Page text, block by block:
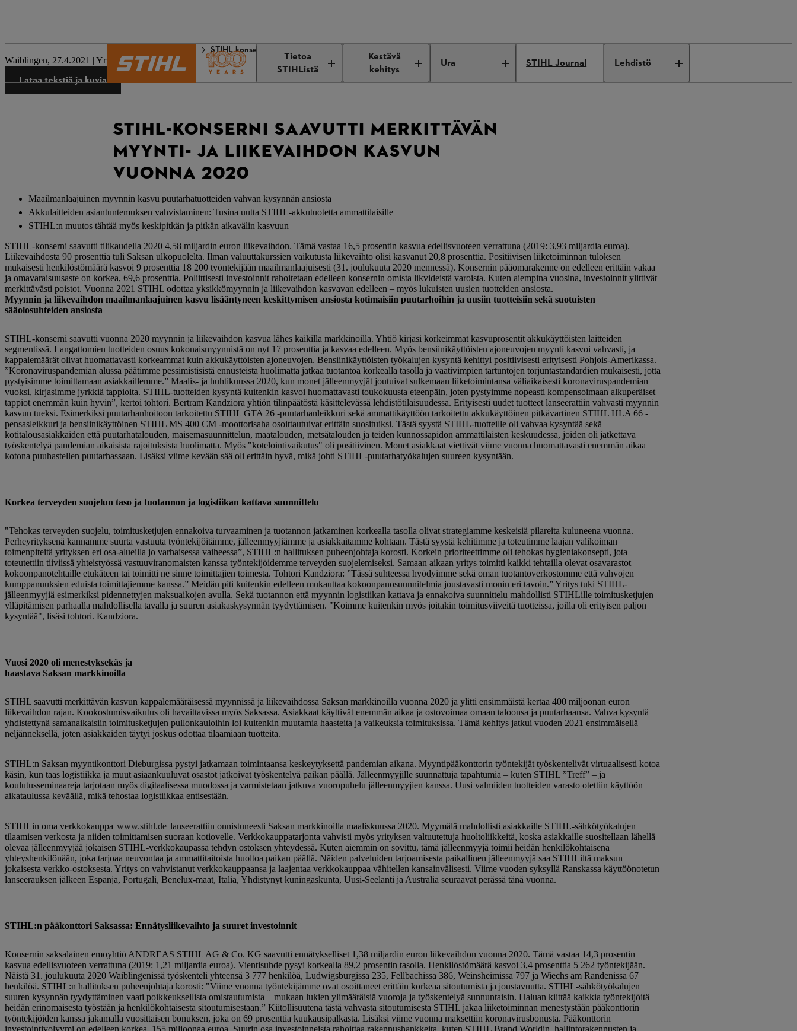
Tietoa
STIHListä
Kestävä
kehitys
Ura STIHL Journal Lehdistö
Lehdistö STIHL-konserni saavutti merkittävän myynti- ja liikevaihdon kasvun vuonna 2020
Waiblingen, 27.4.2021 | Yrityksen lehdistötiedote
Lataa tekstiä ja kuvia
STIHL-KONSERNI SAAVUTTI MERKITTÄVÄN
MYYNTI- JA LIIKEVAIHDON KASVUN
VUONNA 2020
Maailmanlaajuinen myynnin kasvu puutarhatuotteiden vahvan kysynnän ansiosta
Akkulaitteiden asiantuntemuksen vahvistaminen: Tusina uutta STIHL-akkutuotetta ammattilaisille
STIHL:n muutos tähtää myös keskipitkän ja pitkän aikavälin kasvuun
STIHL-konserni saavutti tilikaudella 2020 4,58 miljardin euron liikevaihdon. Tämä vastaa 16,5 prosentin kasvua edellisvuoteen verrattuna (2019: 3,93 miljardia euroa).
Liikevaihdosta 90 prosenttia tuli Saksan ulkopuolelta. Ilman valuuttakurssien vaikutusta liikevaihto olisi kasvanut 20,8 prosenttia. Positiivisen liiketoiminnan tuloksen
mukaisesti henkilöstömäärä kasvoi 9 prosenttia 18 200 työntekijään maailmanlaajuisesti (31. joulukuuta 2020 mennessä). Konsernin pääomarakenne on edelleen erittäin vakaa
ja omavaraisuusaste on korkea, 69,6 prosenttia. Poliittisesti investoinnit rahoitetaan edelleen konsernin omista likvideistä varoista. Kuten aiempina vuosina, investoinnit ylittivät
merkittävästi poistot. Vuonna 2021 STIHL odottaa yksikkömyynnin ja liikevaihdon kasvavan edelleen – myös lukuisten uusien tuotteiden ansiosta.
Myynnin ja liikevaihdon maailmanlaajuinen kasvu lisääntyneen keskittymisen ansiosta kotimaisiin puutarhoihin ja uusiin tuotteisiin sekä suotuisten
sääolosuhteiden ansiosta
STIHL-konserni saavutti vuonna 2020 myynnin ja liikevaihdon kasvua lähes kaikilla markkinoilla. Yhtiö kirjasi korkeimmat kasvuprosentit akkukäyttöisten laitteiden
segmentissä. Langattomien tuotteiden osuus kokonaismyynnistä on nyt 17 prosenttia ja kasvaa edelleen. Myös bensiinikäyttöisten ajoneuvojen myynti kasvoi vahvasti, ja
kappalemäärät olivat huomattavasti korkeammat kuin akkukäyttöisten ajoneuvojen. Bensiinikäyttöisten työkalujen kysyntä kehittyi positiivisesti erityisesti Pohjois-Amerikassa.
”Koronaviruspandemian alussa päätimme pessimistisistä ennusteista huolimatta jatkaa tuotantoa korkealla tasolla ja vaativimpien tartuntojen torjuntastandardien mukaisesti, jotta
pystyisimme toimittamaan asiakkaillemme.” Maalis- ja huhtikuussa 2020, kun monet jälleenmyyjät joutuivat sulkemaan liiketoimintansa väliaikaisesti koronaviruspandemian
vuoksi, kirjasimme jyrkkiä tappioita. STIHL-tuotteiden kysyntä kuitenkin kasvoi huomattavasti toukokuusta eteenpäin, joten pystyimme nopeasti kompensoimaan alkuperäiset
tappiot enemmän kuin hyvin”, kertoi tohtori. Bertram Kandziora yhtiön tilinpäätöstä käsittelevässä lehdistötilaisuudessa. Erityisesti uudet tuotteet lanseerattiin vahvasti myynnin
kasvun tueksi. Esimerkiksi puutarhanhoitoon tarkoitettu STIHL GTA 26 -puutarhanleikkuri sekä ammattikäyttöön tarkoitettu akkukäyttöinen pitkävartinen STIHL HLA 66 -
pensasleikkuri ja bensiinikäyttöinen STIHL MS 400 CM -moottorisaha osoittautuivat erittäin suosituiksi. Tästä syystä STIHL-tuotteille oli vahvaa kysyntää sekä
kotitalousasiakkaiden että puutarhatalouden, maisemasuunnittelun, maatalouden, metsätalouden ja teiden kunnossapidon ammattilaisten keskuudessa, joiden oli jatkettava
työskentelyä pandemian aikaisista rajoituksista huolimatta. Myös "kotelointivaikutus" oli positiivinen. Monet asiakkaat viettivät viime vuonna huomattavasti enemmän aikaa
kotona puuhastellen puutarhassaan. Lisäksi viime kevään sää oli erittäin hyvä, mikä johti STIHL-puutarhatyökalujen suureen kysyntään.
Korkea terveyden suojelun taso ja tuotannon ja logistiikan kattava suunnittelu
"Tehokas terveyden suojelu, toimitusketjujen ennakoiva turvaaminen ja tuotannon jatkaminen korkealla tasolla olivat strategiamme keskeisiä pilareita kuluneena vuonna.
Perheyrityksenä kannamme suurta vastuuta työntekijöitämme, jälleenmyyjiämme ja asiakkaitamme kohtaan. Tästä syystä kehitimme ja toteutimme laajan valikoiman
toimenpiteitä yrityksen eri osa-alueilla jo varhaisessa vaiheessa”, STIHL:n hallituksen puheenjohtaja korosti. Korkein prioriteettimme oli tehokas hygieniakonsepti, jota
toteutettiin tiiviissä yhteistyössä vastuuviranomaisten kanssa työntekijöidemme terveyden suojelemiseksi. Samaan aikaan yritys toimitti kaikki tehtailla olevat osavarastot
kokoonpanotehtaille etukäteen tai toimitti ne sinne toimittajien toimesta. Tohtori Kandziora: ”Tässä suhteessa hyödyimme sekä oman tuotantoverkostomme että vahvojen
kumppanuuksien eduista toimittajiemme kanssa.” Meidän piti kuitenkin edelleen mukauttaa kokoonpanosuunnitelmia joustavasti monin eri tavoin.” Yritys tuki STIHL-
jälleenmyyjiä esimerkiksi pidennettyjen maksuaikojen avulla. Sekä tuotannon että myynnin logistiikan kattava ja ennakoiva suunnittelu mahdollisti STIHLille toimitusketjujen
ylläpitämisen parhaalla mahdollisella tavalla ja suuren asiakaskysynnän tyydyttämisen. "Koimme kuitenkin myös joitakin toimitusviiveitä tuotteissa, joilla oli erityisen paljon
kysyntää", lisäsi tohtori. Kandziora.
Vuosi 2020 oli menestyksekäs ja
haastava Saksan markkinoilla
STIHL saavutti merkittävän kasvun kappalemääräisessä myynnissä ja liikevaihdossa Saksan markkinoilla vuonna 2020 ja ylitti ensimmäistä kertaa 400 miljoonan euron
liikevaihdon rajan. Kookostumisvaikutus oli havaittavissa myös Saksassa. Asiakkaat käyttivät enemmän aikaa ja ostovoimaa omaan taloonsa ja puutarhaansa. Vahva kysyntä
yhdistettynä samanaikaisiin toimitusketjujen pullonkauloihin loi kuitenkin muutamia haasteita ja vaikeuksia toimituksissa. Tämä kehitys jatkui vuoden 2021 ensimmäisellä
neljänneksellä, joten asiakkaiden täytyi joskus odottaa tilaamiaan tuotteita.
STIHL:n Saksan myyntikonttori Dieburgissa pystyi jatkamaan toimintaansa keskeytyksettä pandemian aikana. Myyntipääkonttorin työntekijät työskentelivät virtuaalisesti kotoa
käsin, kun taas logistiikka ja muut asiaankuuluvat osastot jatkoivat työskentelyä paikan päällä. Jälleenmyyjille suunnattuja tapahtumia – kuten STIHL ”Treff” – ja
koulutusseminaareja tarjotaan myös digitaalisessa muodossa ja varmistetaan jatkuva vuoropuhelu jälleenmyyjien kanssa. Uusi valmiiden tuotteiden varasto otettiin käyttöön
aikataulussa keväällä, mikä tehostaa logistiikkaa entisestään.
STIHLin oma verkkokauppa www.stihl.de lanseerattiin onnistuneesti Saksan markkinoilla maaliskuussa 2020. Myymälä mahdollisti asiakkaille STIHL-sähkötyökalujen
tilaamisen verkosta ja niiden toimittamisen suoraan kotiovelle. Verkkokauppatarjonta vahvisti myös yrityksen valtuutettuja huoltoliikkeitä, koska asiakkaille suositellaan lähellä
olevaa jälleenmyyjää jokaisen STIHL-verkkokaupassa tehdyn ostoksen yhteydessä. Kuten aiemmin on sovittu, tämä jälleenmyyjä toimii heidän henkilökohtaisena
yhteyshenkilönään, joka tarjoaa neuvontaa ja ammattitaitoista huoltoa paikan päällä. Näiden palveluiden tarjoamisesta paikallinen jälleenmyyjä saa STIHLiltä maksun
jokaisesta verkko-ostoksesta. Yritys on vahvistanut verkkokauppaansa ja laajentaa verkkokauppaa vähitellen kansainvälisesti. Viime vuoden syksyllä Ranskassa käyttöönotetun
lanseerauksen jälkeen Espanja, Portugali, Benelux-maat, Italia, Yhdistynyt kuningaskunta, Uusi-Seelanti ja Australia seuraavat perässä tänä vuonna.
STIHL:n pääkonttori Saksassa: Ennätysliikevaihto ja suuret investoinnit
Konsernin saksalainen emoyhtiö ANDREAS STIHL AG & Co. KG saavutti ennätykselliset 1,38 miljardin euron liikevaihdon vuonna 2020. Tämä vastaa 14,3 prosentin
kasvua edellisvuoteen verrattuna (2019: 1,21 miljardia euroa). Vientisuhde pysyi korkealla 89,2 prosentin tasolla. Henkilöstömäärä kasvoi 3,4 prosenttia 5 262 työntekijään.
Näistä 31. joulukuuta 2020 Waiblingenissä työskenteli yhteensä 3 777 henkilöä, Ludwigsburgissa 235, Fellbachissa 386, Weinsheimissa 797 ja Wiechs am Randenissa 67
henkilöä. STIHL:n hallituksen puheenjohtaja korosti: "Viime vuonna työntekijämme ovat osoittaneet erittäin korkeaa sitoutumista ja joustavuutta. STIHL-sähkötyökalujen
suuren kysynnän tyydyttäminen vaati poikkeuksellista omistautumista – mukaan lukien ylimääräisiä vuoroja ja työskentelyä sunnuntaisin. Haluan kiittää kaikkia työntekijöitä
heidän erinomaisesta työstään ja henkilökohtaisesta sitoutumisestaan.” Kiitollisuutena tästä vahvasta sitoutumisesta STIHL jakaa liiketoiminnan menestystään pääkonttorin
työntekijöiden kanssa jakamalla vuosittaisen bonuksen, joka on 69 prosenttia kuukausipalkasta. Lisäksi viime vuonna maksettiin koronavirusbonusta. Pääkonttorin
investointivolyymi on edelleen korkea, 155 miljoonaa euroa. Suurin osa investoinneista rahoittaa rakennushankkeita, kuten STIHL Brand Worldin, hallintorakennusten ja